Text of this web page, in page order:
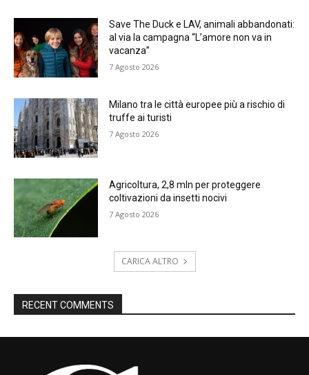
Save The Duck e LAV, animali abbandonati:
al via la campagna “L’amore non va in
vacanza”
7 Agosto 2026
Milano tra le città europee più a rischio di
truffe ai turisti
7 Agosto 2026
Agricoltura, 2,8 mln per proteggere
coltivazioni da insetti nocivi
7 Agosto 2026
CARICA ALTRO
RECENT COMMENTS